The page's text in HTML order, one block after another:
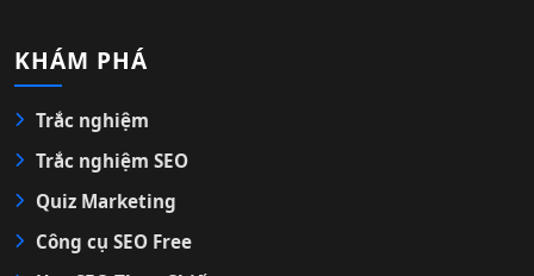
KHÁM PHÁ
Trắc nghiệm
Trắc nghiệm SEO
Quiz Marketing
Công cụ SEO Free